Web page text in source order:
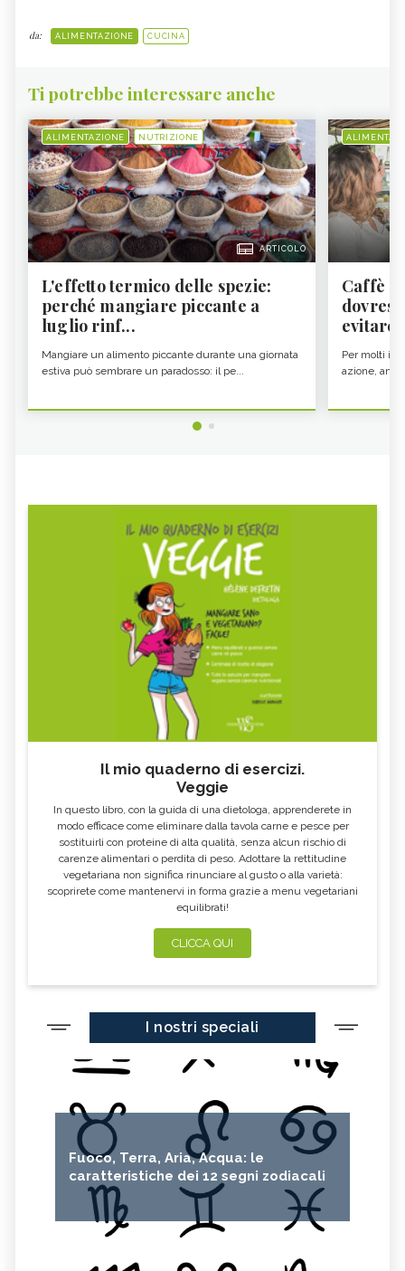
da: ALIMENTAZIONE CUCINA
Ti potrebbe interessare anche
ALIMENTAZIONE NUTRIZIONE
ARTICOLO
L'effetto termico delle spezie:
perché mangiare piccante a
luglio rinf...
Mangiare un alimento piccante durante una giornata
estiva può sembrare un paradosso: il pe...
Caffè
evitare
Per molti il
azione,
Il mio quaderno di esercizi.
Veggie
In questo libro, con la guida di una dietologa, apprenderete in
modo efficace come eliminare dalla tavola carne e pesce per
sostituirli con proteine di alta qualità, senza alcun rischio di
carenze alimentari o perdita di peso. Adottare la rettitudine
vegetariana non significa rinunciare al gusto o alla varietà:
scoprirete come mantenervi in forma grazie a menu vegetariani
equilibrati!
CLICCA QUI
I nostri speciali
Fuoco, Terra, Aria, Acqua: le
caratteristiche dei 12 segni zodiacali